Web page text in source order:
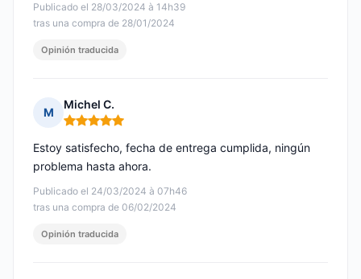
Publicado el 28/03/2024 à 14h39
tras una compra de 28/01/2024
Opinión traducida
M
Michel C.
Nota: 5 de 5
Publicado el 24/03/2024 à 07h46
tras una compra de 06/02/2024
Estoy satisfecho, fecha de entrega cumplida, ningún
problema hasta ahora.
Opinión traducida